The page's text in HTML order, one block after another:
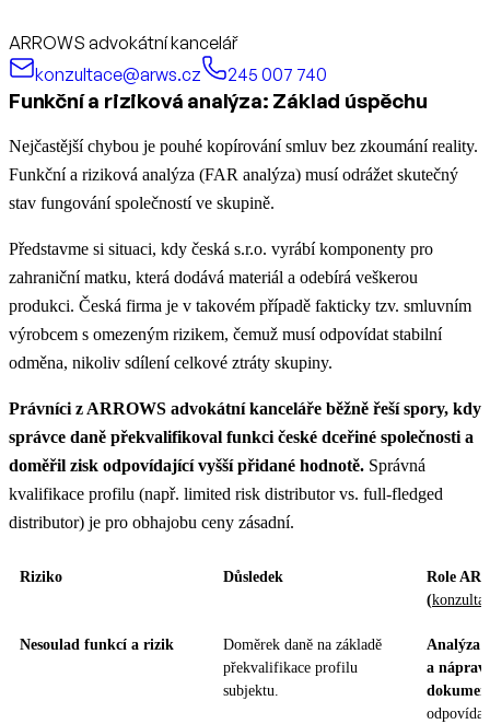
ARROWS advokátní kancelář
konzultace@arws.cz
245 007 740
Funkční a riziková analýza: Základ úspěchu
Nejčastější chybou je pouhé kopírování smluv bez zkoumání reality.
Funkční a riziková analýza (FAR analýza) musí odrážet skutečný
stav fungování společností ve skupině.
Představme si situaci, kdy česká s.r.o. vyrábí komponenty pro
zahraniční matku, která dodává materiál a odebírá veškerou
produkci. Česká firma je v takovém případě fakticky tzv. smluvním
výrobcem s omezeným rizikem, čemuž musí odpovídat stabilní
odměna, nikoliv sdílení celkové ztráty skupiny.
Právníci z ARROWS advokátní kanceláře běžně řeší spory, kdy
správce daně překvalifikoval funkci české dceřiné společnosti a
doměřil zisk odpovídající vyšší přidané hodnotě. Správná
kvalifikace profilu (např. limited risk distributor vs. full-fledged
distributor) je pro obhajobu ceny zásadní.
Riziko Důsledek
Role
(
Nesoulad funkcí a rizik
Doměrek daně na základě
překvalifikace profilu
subjektu.
Analýza
a